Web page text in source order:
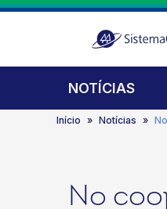
NOTÍCIAS
Início Notícias
No